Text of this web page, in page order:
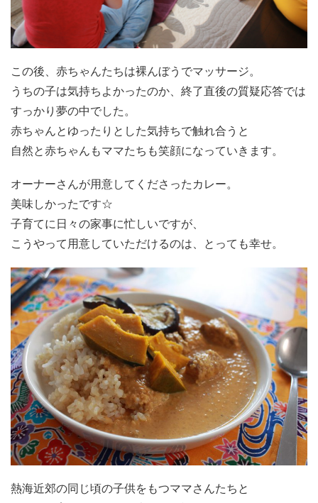
この後、赤ちゃんたちは裸んぼうでマッサージ。
うちの子は気持ちよかったのか、終了直後の質疑応答では
すっかり夢の中でした。
赤ちゃんとゆったりとした気持ちで触れ合うと
自然と赤ちゃんもママたちも笑顔になっていきます。
オーナーさんが用意してくださったカレー。
美味しかったです☆
子育てに日々の家事に忙しいですが、
こうやって用意していただけるのは、とっても幸せ。
熱海近郊の同じ頃の子供をもつママさんたちと